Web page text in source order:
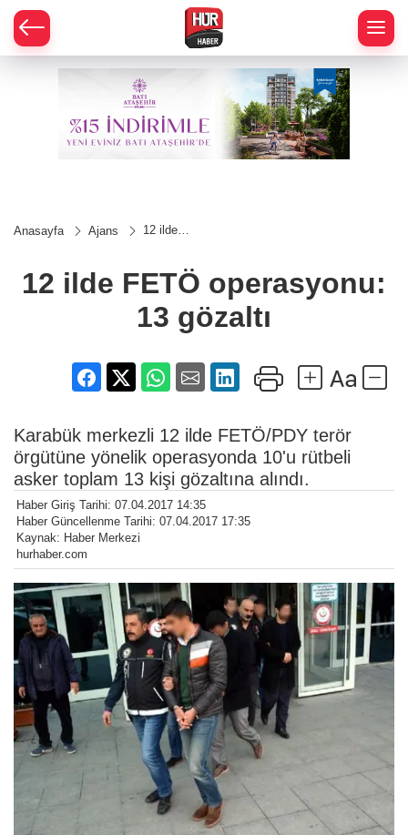
Anasayfa Ajans
12 ilde
13 gözaltı
12 ilde FETÖ operasyonu:
13 gözaltı
Karabük merkezli 12 ilde FETÖ/PDY terör
örgütüne yönelik operasyonda 10'u rütbeli
asker toplam 13 kişi gözaltına alındı.
Haber Giriş Tarihi: 07.04.2017 14:35
Haber Güncellenme Tarihi: 07.04.2017 17:35
Kaynak: Haber Merkezi
hurhaber.com